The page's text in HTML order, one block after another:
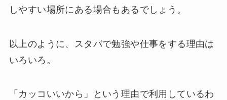
しやすい場所にある場合もあるでしょう。
以上のように、スタバで勉強や仕事をする理由は
いろいろ。
「カッコいいから」という理由で利用しているわ